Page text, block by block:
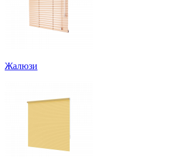
Жалюзи